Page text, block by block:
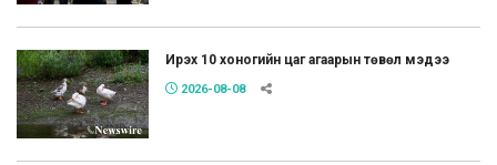
Ирэх 10 хоногийн цаг агаарын төвөл мэдээ
2026-08-08